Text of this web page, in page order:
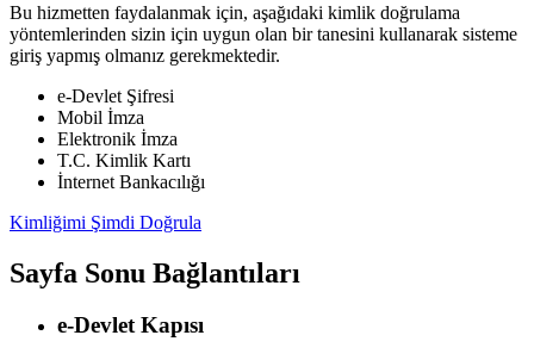
Bu hizmetten faydalanmak için, aşağıdaki kimlik doğrulama
yöntemlerinden sizin için uygun olan bir tanesini kullanarak sisteme
giriş yapmış olmanız gerekmektedir.
e-Devlet Şifresi
Mobil İmza
Elektronik İmza
T.C. Kimlik Kartı
İnternet Bankacılığı
Kimliğimi Şimdi Doğrula
Sayfa Sonu Bağlantıları
e-Devlet Kapısı